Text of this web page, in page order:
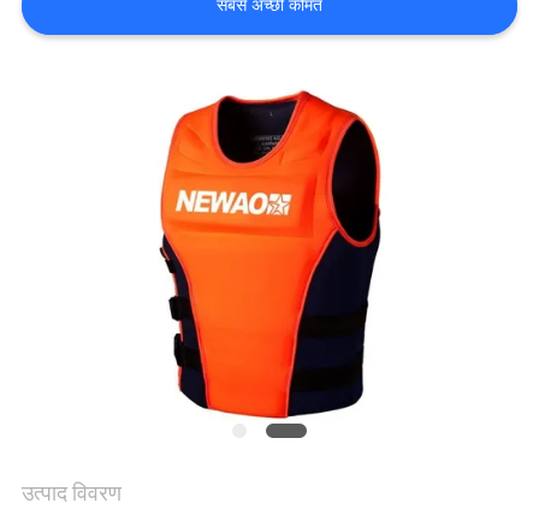
साइटमैप
सबसे अच्छी कीमत
उत्पाद विवरण